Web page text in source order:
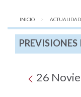
INICIO ACTUALIDAD
26